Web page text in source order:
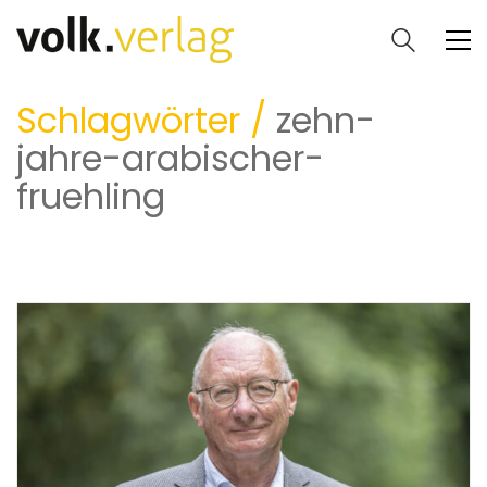
Schlagwörter / zehn-
jahre-arabischer-
fruehling